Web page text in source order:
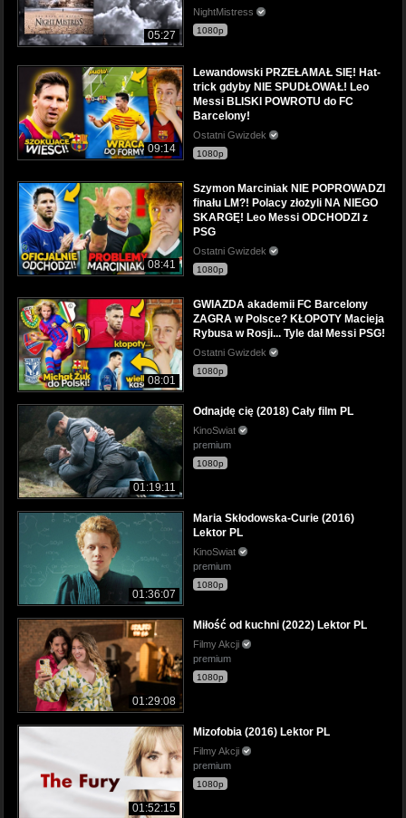
05:27
NightMistress
1080p
09:14
Lewandowski PRZEŁAMAŁ SIĘ! Hat-
trick gdyby NIE SPUDŁOWAŁ! Leo
Messi BLISKI POWROTU do FC
Barcelony!
Ostatni Gwizdek
1080p
08:41
Szymon Marciniak NIE POPROWADZI
finału LM?! Polacy złożyli NA NIEGO
SKARGĘ! Leo Messi ODCHODZI z
PSG
Ostatni Gwizdek
1080p
08:01
GWIAZDA akademii FC Barcelony
ZAGRA w Polsce? KŁOPOTY Macieja
Rybusa w Rosji... Tyle dał Messi PSG!
Ostatni Gwizdek
1080p
01:19:11
Odnajdę cię (2018) Cały film PL
KinoSwiat
premium
1080p
01:36:07
Maria Skłodowska-Curie (2016)
Lektor PL
KinoSwiat
premium
1080p
01:29:08
Miłość od kuchni (2022) Lektor PL
Filmy Akcji
premium
1080p
01:52:15
Mizofobia (2016) Lektor PL
Filmy Akcji
premium
1080p